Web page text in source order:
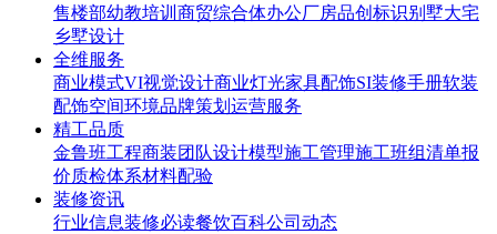
售楼部幼教培训 商贸综合体办公厂房品创标识别墅大宅
乡墅设计
全维服务
商业模式VI视觉设计商业灯光家具配饰SI装修手册软装
配饰空间环境品牌策划 运营服务
精工品质
金鲁班工程商装团队设计模型施工管理施工班组清单报
价质检体系材料配验
装修资讯
行业信息装修必读餐饮百科公司动态